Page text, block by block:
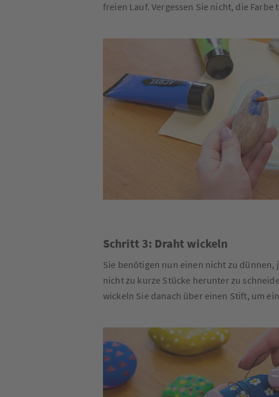
freien Lauf. Vergessen Sie nicht, die
Schritt 3: Draht wickeln
Sie benötigen nun einen nicht zu dünnen,
nicht zu kurze Stücke herunter zu
wickeln Sie danach über einen Stift, um